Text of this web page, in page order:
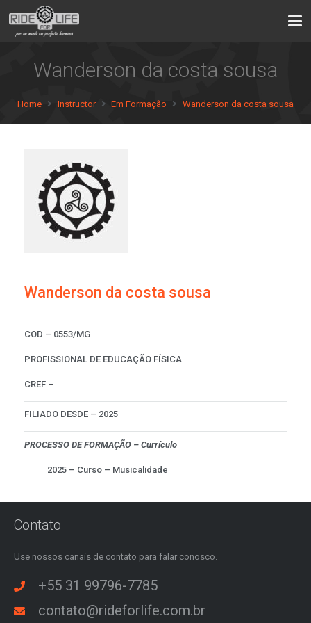
Wanderson da costa sousa
Home Instructor Em Formação Wanderson da costa sousa
Wanderson da costa sousa
COD – 0553/MG
PROFISSIONAL DE EDUCAÇÃO FÍSICA
CREF –
FILIADO DESDE – 2025
PROCESSO DE FORMAÇÃO – Currículo
2025 – Curso – Musicalidade
Contato
Use nossos canais de contato para falar conosco.
+55 31 99796-7785
contato@rideforlife.com.br